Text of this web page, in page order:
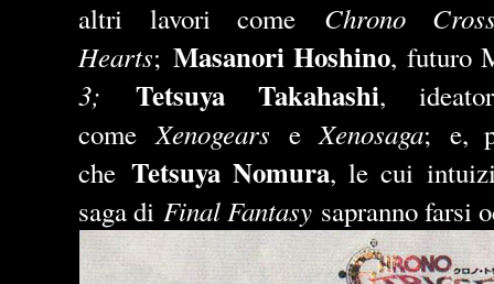
altri lavori come Chrono
Hearts; Masanori Hoshino, futuro
3; Tetsuya Takahashi,
comeXenogears eXenosaga; e,
che Tetsuya Nomura, le cui
saga diFinal Fantasy sapranno farsi